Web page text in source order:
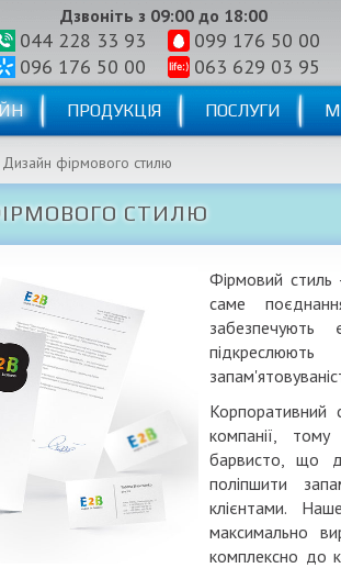
ПРОДУКЦІЯ ПОСЛУГИ
Дзвоніть з 09:00 до 18:00
044 228 33 93
096 176 50 00
099 176 50 00
063 629 03 95
Дизайн фірмового стилю
СТИЛЮ
Фірмовий стиль
саме
забезпечують
підкреслюють
Корпоративний
компанії, тому
барвисто, що
поліпшити
клієнтами.
максимально
комплексно до